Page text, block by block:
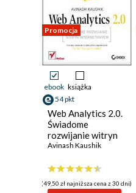
Promocja
ebook książka
54 pkt
Web Analytics 2.0.
Świadome
rozwijanie witryn
internetowych
Avinash Kaushik
(49,50 zł najniższa cena z 30 dni)